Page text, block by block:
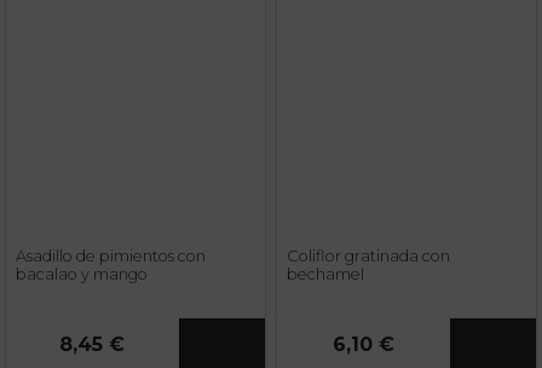
Asadillo de pimientos con
bacalao y mango
8,45 €
Coliflor gratinada con
bechamel
6,10 €